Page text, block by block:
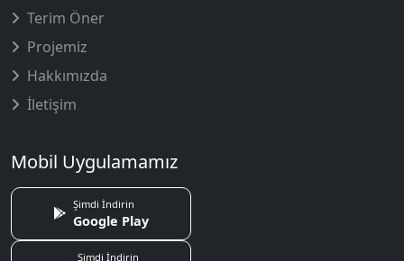
Terim Öner
Projemiz
Hakkımızda
İletişim
Mobil Uygulamamız
Şimdi İndirin
Google Play
Şimdi İndirin